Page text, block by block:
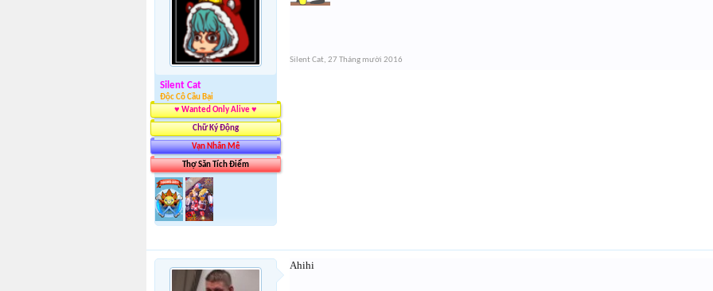
Silent Cat
Độc Cô Cầu Bại
♥ Wanted Only Alive ♥
Chữ Ký Động
Vạn Nhân Mê
Thợ Săn Tích Điểm
Silent Cat, 27 Tháng mười 2016
Ahihi